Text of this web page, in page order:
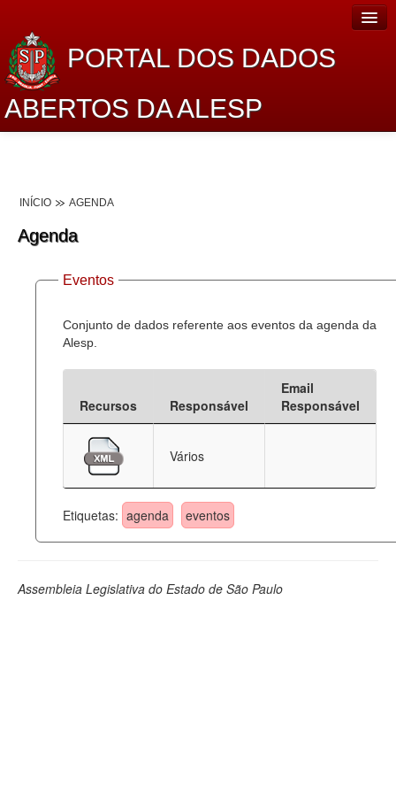
PORTAL DOS DADOS
ABERTOS DA ALESP
Lei de Acesso à Informação
Dados Governamentais Abertos
Planejamento
Catálogo de dados
Deputados Estaduais
Administração
Legislação
INÍCIO AGENDA
Agenda
Eventos
Conjunto de dados referente aos eventos da agenda da
Alesp.
Recursos Responsável
Email
Responsável
Vários
Etiquetas: agenda eventos
Assembleia Legislativa do Estado de São Paulo